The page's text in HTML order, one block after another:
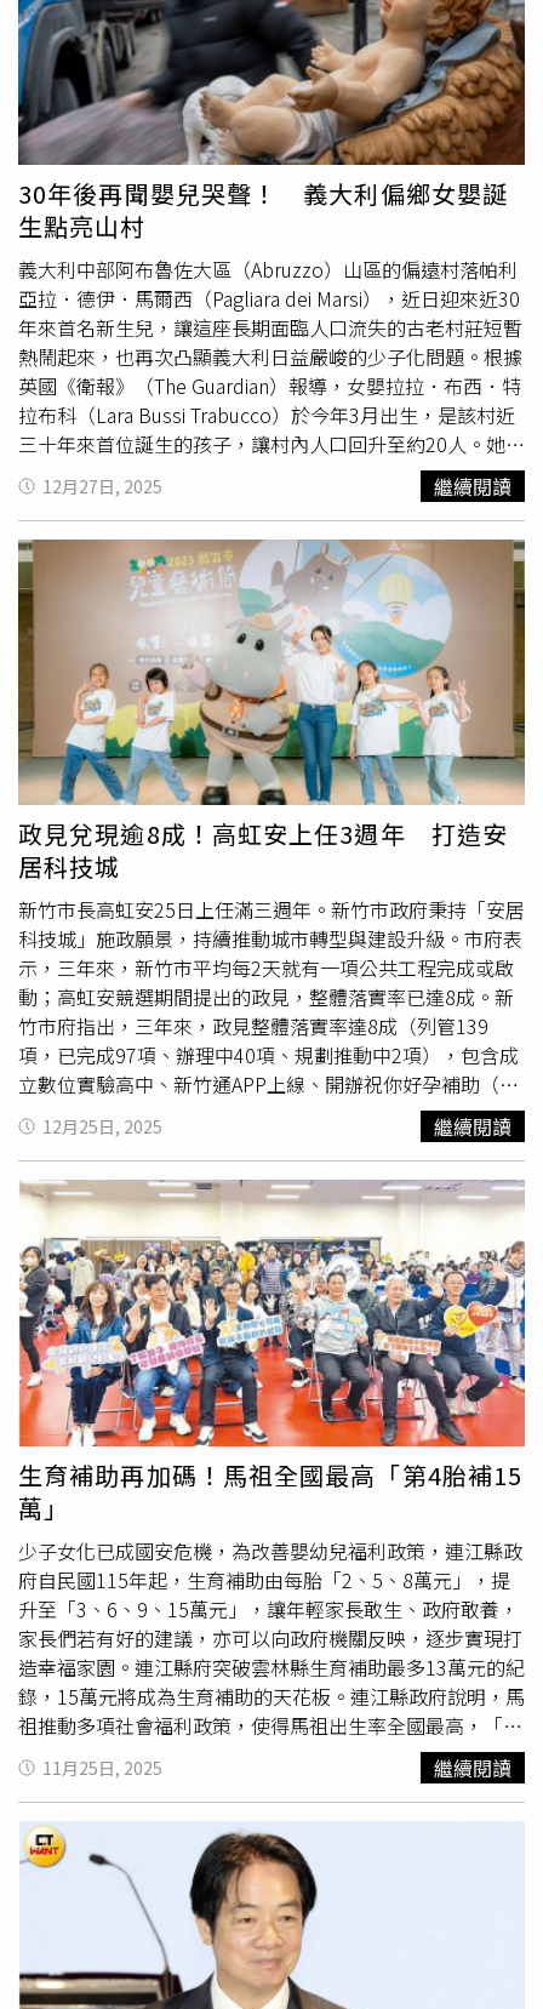
政，他採取開源節流策略，調整財務結構，成功在三年內清
償債務，並自第四年起陸續推動多項福利政策，包括育兒津
貼
、防疫津貼、喪葬慰問金及學雜費補助等。在大型建設方
面，黃榮利列舉包括太保區公所新建大樓、藝文中心、日照
活動中心，以及興建橋梁改善交通，帶動地方整體發展。他
總結，無論是財政改善、基礎建設推動、社會福利擴充或都
市計畫落實，皆是其多年來具體而完整的施政成果。談及產
業發展，黃榮利指出，台積電在嘉義科學園區興建先進封裝
廠等相關建設與產業布局正逐步推動，各界多持正面看法；
但他也聽到基層不同聲音，部分鄉親反映「地方開始發展，
但生活與薪資並未同步改善」。他坦言，產業進駐帶動房價
上漲，若未妥善因應，反而可能加重在地居民負擔；因此決
定挺身承擔，盼能改善鄉親生活處境，也期待未來外出打拚
的嘉義子弟能返鄉發展、學成留鄉，避免人口持續流失。
30年後再聞嬰兒哭聲！ 義大利偏鄉女嬰誕
生點亮山村
義大利中部阿布魯佐大區（Abruzzo）山區的偏遠村落帕利
亞拉．德伊．馬爾西（Pagliara dei Marsi），近日迎來近30
年來首名新生兒，讓這座長期面臨人口流失的古老村莊短暫
熱鬧起來，也再次凸顯義大利日益嚴峻的少子化問題。根據
英國《衛報》（The Guardian）報導，女嬰拉拉．布西．特
拉布科（Lara Bussi Trabucco）於今年3月出生，是該村近
三十年來首位誕生的孩子，讓村內人口回升至約20人。她的
洗禮儀式在住家對面的教堂舉行，幾乎全體村民都到場參
與。由於多年未有嬰兒出生，拉拉也成為當地最受矚目的存
在。拉拉的母親、42歲的音樂教師琴齊亞．特拉布科
（Cinzia Trabucco）表示，許多原本不知道村莊存在的人，
因為孩子的出生專程前來探訪。她形容，女兒年僅9個月便
「小有名氣」。拉拉的誕生象徵希望，同時也反映義大利人
口結構惡化的現實。根據義大利國家統計局（Istat）數據，
義大利2024年新生兒人數降至36萬9944人，創下歷史新
低，生育率亦降至平均每名育齡女性僅生育1.18名子女，為
歐盟最低水準之一。統計資料顯示，2025年前7個月出生人
數仍持續下滑，其中阿布魯佐大區的情況尤為嚴重，較去年
同期減少10.2%。帕利亞拉．德伊．馬爾西雖僅為一個小村
莊，卻被視為義大利各地人口老化、學校關閉與公共資源緊
縮問題的縮影。當地市長朱塞皮娜．佩羅齊（Giuseppina
Perozzi）指出，村莊多年來持續流失人口，且缺乏世代交
替，拉拉的出生對社區而言彌足珍貴。她也期盼，這個案例
能鼓勵更多年輕家庭回到鄉村定居。為因應被義大利總理喬
治亞．梅洛尼（Giorgia Meloni）形容為「人口寒冬」的少
子化危機，政府自2025年起提供每名新生兒或領養兒童一
次性1000歐元補助，並發放每月約370歐元的 育兒津貼。不
過，拉拉的父母坦言，真正的困境仍在於托育資源不足與工
作與照顧難以兼顧。距離村莊約一小時車程的蘇爾莫納市
（Sulmona），當地安農齊亞塔醫院（Annunziata
Hospital）產科病房近年也因出生人數下滑，面臨關閉危
機。婦產科醫師詹盧卡．迪．路易吉（Gianluca Di Luigi）
指出，若產科關閉，孕婦需長途前往首府拉奎拉市
（L’Aquila）生產，在冬季惡劣天候下恐增加風險。義大
利中部阿布魯佐大區山村帕利亞拉．德伊．馬爾西迎來近30
年來首名新生兒。（圖／翻攝自X，@PLACEengage）
12月27日, 2025 繼續閱讀
政見兌現逾8成！高虹安上任3週年 打造安
居科技城
新竹市長高虹安25日上任滿三週年。新竹市政府秉持「安居
科技城」施政願景，持續推動城市轉型與建設升級。市府表
示，三年來，新竹市平均每2天就有一項公共工程完成或啟
動；高虹安競選期間提出的政見，整體落實率已達8成。新
竹市府指出，三年來，政見整體落實率達8成（列管139
項，已完成97項、辦理中40項、規劃推動中2項），包含成
立數位實驗高中、新竹通APP上線、開辦祝你好孕補助（凍
卵、中醫助孕調理、婚後孕前健檢補助）及到宅坐月子服
務、擴大敬老愛心卡點數及使用範圍、推動弱勢長輩營養
金、提升特教資源及聘用人力、設置智慧停車柱等，謹記市
民託付，積極兌現。教育政策上，推動學區檢討、擴校增班
與校校均質化，持續投入校園軟硬體改善，全面盤點老舊校
舍、運動場地與教學空間。除落實「班班有大屏、一師一載
具、生生用平板」外，三年來共增改建15棟校舍、2棟活動
中心、12處校園運動場館或球場、8校操場，建置或改善28
校通學步道，補助市立高中增班14班、改善2校專業藝術教
育場地、3校特教班及多功能教室，並補助18校教學空間與
25校大型集會場所冷氣建置或改善，同時成立全國第二所數
位實驗高中。而交通部分，新竹市府已改善易肇事路口518
處、開闢7條新道路，完成17,403公尺實體人行道與4,341公
尺標線型人行道，拓寬2處道路或橋梁，完成路平64萬平方
公尺、側溝改善11,985公尺、汰換路燈7,400盞，並建置
2,400席智慧停車柱、78處智慧公車站牌、236槍電動大小
客車充電樁。透過工程改善與智慧號誌調整，竹市每十萬人
口交通事故發生率減少231件、降幅達11.1%，並新闢9處汽
機車停車場，提升整體交通安全與便利性。在公共運輸方
面，市府持續優化公車路線與班次，開通先導公車，累計搭
乘人次已逾40萬；三年來新增54站Ubike站點、530輛
Ubike、100輛Ubike電輔車及500輛共享機車，完善多元運
具環境。在社福政策面，推動全齡社福政策，包含祝你好孕
補助與到宅坐月子服務、放寬好孕專車使用資格、生育津貼
提高至每胎3萬元，以及托育補助大幅加碼（公共化提升至
7,500元、準公共化提升至14,500元）。市府並預計自115
年3月起，育兒津貼
每月加碼1,000元，原有補助加上市府加
碼後，每月可領取6,000元至8,000元；同時規劃新增10處公
共托嬰中心及南區親子館，並佈建赤土崎多功能館、兒少家
庭福利館及少年福利服務中心。在長者福利方面，市府擴大
敬老愛心卡用途並將點數提升至800點，提供農會、藥局代
12月25日, 2025 繼續閱讀
生育補助再加碼！馬祖全國最高「第4胎補15
萬」
少子女化已成國安危機，為改善嬰幼兒福利政策，連江縣政
府自民國115年起，生育補助由每胎「2、5、8萬元」，提
升至「3、6、9、15萬元」，讓年輕家長敢生、政府敢養，
家長們若有好的建議，亦可以向政府機關反映，逐步實現打
造幸福家園。連江縣府突破雲林縣生育補助最多13萬元的紀
錄，15萬元將成為生育補助的天花板。連江縣政府說明，馬
祖推動多項社會福利政策，使得馬祖出生率全國最高，「連
江縣婦女生產補助自治條例」獲議會通過，將生育補助從原
有的「2、5、8萬元」，115年提高為「3、6、9、15萬
元」，第4胎以上15萬元，在政府推動下，113年實現公托
零排隊，有助於降低家庭育兒壓力，提升生育信心。連江縣
政府指出，連江縣人口總量少及老化指數高，但出生率相對
全台平均高，死亡率亦為全國最低之一；縣內人口持續正成
長，出生率112年全國第一、113年全國第二，顯示因育兒
政策與在地就學、就醫改善，使年輕家庭具有高度的生育意
願。從政府的少子女化對策方向來看，連江縣政府說，過去
11月25日, 2025 繼續閱讀